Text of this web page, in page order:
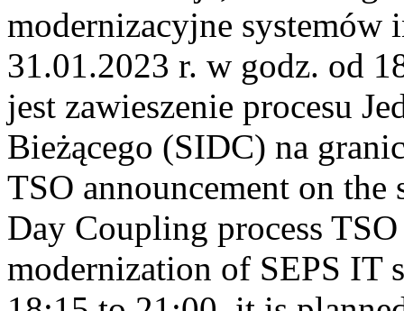
modernizacyjne systemów
31.01.2023 r. w godz. od
jest zawieszenie procesu
Bieżącego (SIDC) na
TSO announcement on
Day Coupling process
modernization of SEPS IT